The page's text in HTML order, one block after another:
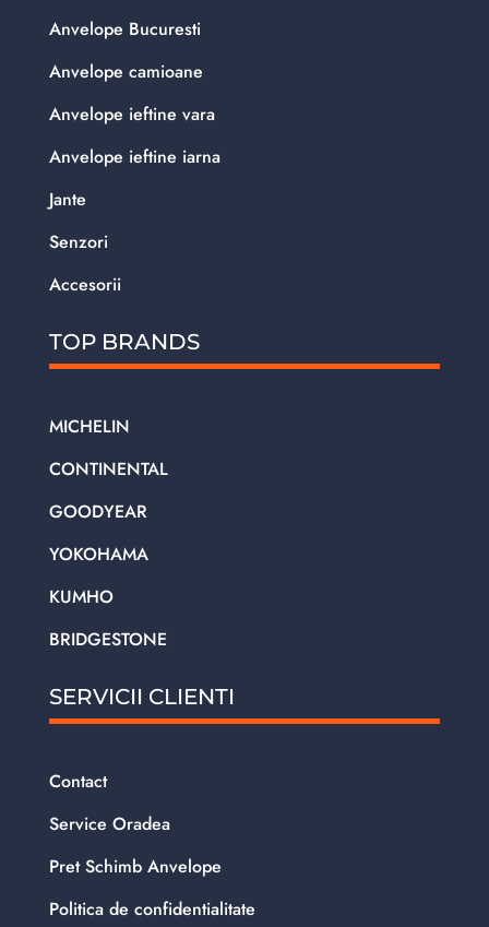
Anvelope Bucuresti
Anvelope camioane
Anvelope ieftine vara
Anvelope ieftine iarna
Jante
Senzori
Accesorii
TOP BRANDS
MICHELIN
CONTINENTAL
GOODYEAR
YOKOHAMA
KUMHO
BRIDGESTONE
SERVICII CLIENTI
Contact
Service Oradea
Pret Schimb Anvelope
Politica de confidentialitate